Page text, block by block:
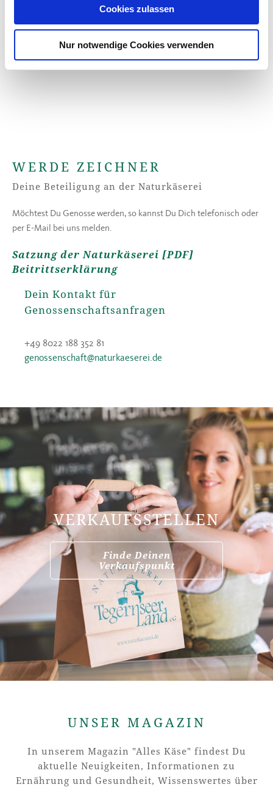
Cookies zulassen
Nur notwendige Cookies verwenden
WERDE ZEICHNER
Deine Beteiligung an der Naturkäserei
Möchtest Du Genosse werden, so kannst Du Dich telefonisch oder
per E-Mail bei uns melden.
Satzung der Naturkäserei [PDF]
Beitrittserklärung
Dein Kontakt für
Genossenschaftsanfragen
+49 8022 188 352 81
genossenschaft@naturkaeserei.de
VERKAUFSSTELLEN
Finde Deinen
Verkaufspunkt
UNSER MAGAZIN
In unserem Magazin "Alles Käse" findest Du
aktuelle Neuigkeiten, Informationen zu
Ernährung und Gesundheit, Wissenswertes über